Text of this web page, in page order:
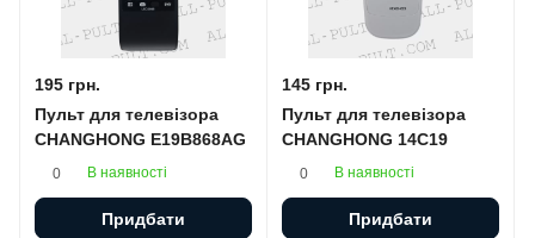
195 грн.
Пульт для телевізора
CHANGHONG E19B868AG
0 В наявності
Придбати
145 грн.
Пульт для телевізора
CHANGHONG 14C19
0 В наявності
Придбати